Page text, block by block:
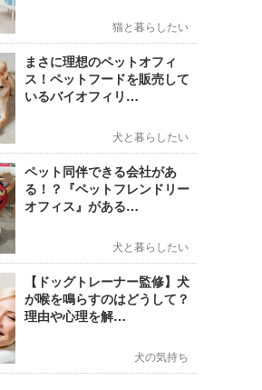
猫と暮らしたい
まさに理想のペットオフィ
ス！ペットフードを販売して
いるバイオフィリ…
犬と暮らしたい
ペット同伴できる会社があ
る！？『ペットフレンドリー
オフィス』がある…
犬と暮らしたい
【ドッグトレーナー監修】犬
が喉を鳴らすのはどうして？
理由や心理を解…
犬の気持ち